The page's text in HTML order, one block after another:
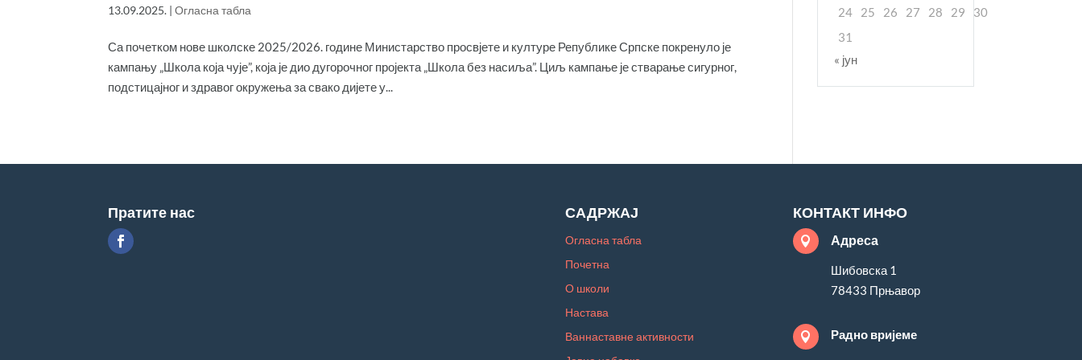
13.09.2025. |Огласна табла
Са почетком нове школске 2025/2026. године Министарство просвјете и културе Републике Српске покренуло је
кампању „Школа која чује”, која је дио дугорочног пројекта „Школа без насиља”. Циљ кампање је стварање сигурног,
подстицајног и здравог окружења за свако дијете у...
24 25 26 27 28 29
30
31
« јун
Пратите нас САДРЖАЈ
Огласна табла
Почетна
О школи
Настава
Ваннаставне активности
КОНТАКТ ИНФО
 Адреса
Шибовска 1
78433 Прњавор
 Радно вријеме